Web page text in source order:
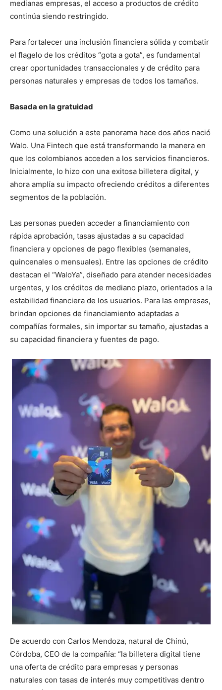
medianas empresas, el acceso a productos de crédito
continúa siendo restringido.
Para fortalecer una inclusión financiera sólida y combatir
el flagelo de los créditos “gota a gota”, es fundamental
crear oportunidades transaccionales y de crédito para
personas naturales y empresas de todos los tamaños.
Basada en la gratuidad
Como una solución a este panorama hace dos años nació
Walo. Una Fintech que está transformando la manera en
que los colombianos acceden a los servicios financieros.
Inicialmente, lo hizo con una exitosa billetera digital, y
ahora amplía su impacto ofreciendo créditos a diferentes
segmentos de la población.
Las personas pueden acceder a financiamiento con
rápida aprobación, tasas ajustadas a su capacidad
financiera y opciones de pago flexibles (semanales,
quincenales o mensuales). Entre las opciones de crédito
destacan el “WaloYa”, diseñado para atender necesidades
urgentes, y los créditos de mediano plazo, orientados a la
estabilidad financiera de los usuarios. Para las empresas,
brindan opciones de financiamiento adaptadas a
compañías formales, sin importar su tamaño, ajustadas a
su capacidad financiera y fuentes de pago.
De acuerdo con Carlos Mendoza, natural de Chinú,
Córdoba, CEO de la compañía: “la billetera digital tiene
una oferta de crédito para empresas y personas
naturales con tasas de interés muy competitivas dentro